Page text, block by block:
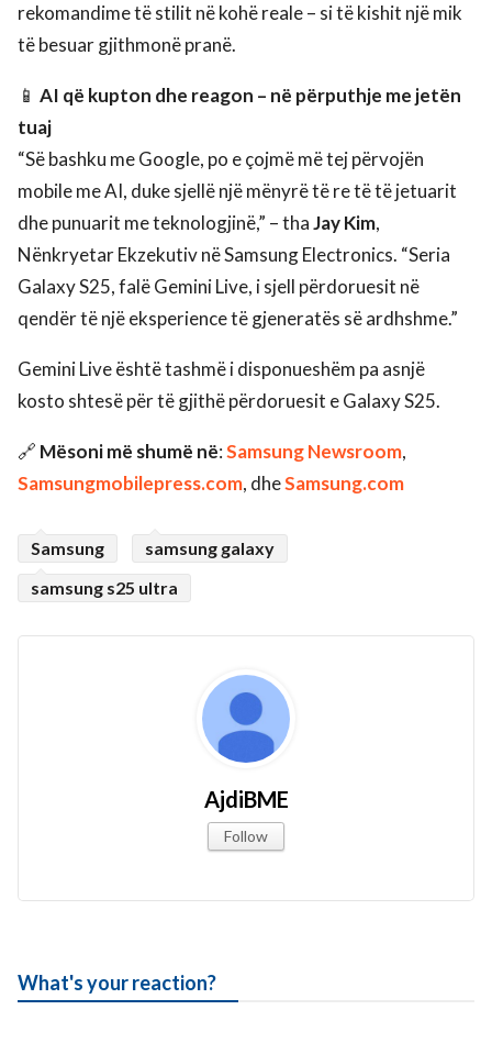
rekomandime të stilit në kohë reale – si të kishit një mik
të besuar gjithmonë pranë.
📱 AI që kupton dhe reagon – në përputhje me jetën
tuaj
“Së bashku me Google, po e çojmë më tej përvojën
mobile me AI, duke sjellë një mënyrë të re të të jetuarit
dhe punuarit me teknologjinë,” – thaJay Kim,
Nënkryetar Ekzekutiv në Samsung Electronics. “Seria
Galaxy S25, falë Gemini Live, i sjell përdoruesit në
qendër të një eksperience të gjeneratës së ardhshme.”
Gemini Live është tashmë i disponueshëm pa asnjë
kosto shtesë për të gjithë përdoruesit e Galaxy S25.
🔗 Mësoni më shumë në:Samsung Newsroom,
Samsungmobilepress.com, dheSamsung.com
Samsung
samsung galaxy
samsung s25 ultra
AjdiBME
Follow
What's your reaction?